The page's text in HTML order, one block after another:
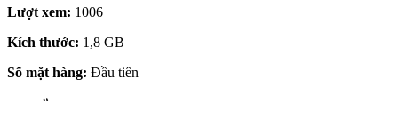
Lượt xem: 1006
Kích thước: 1,8 GB
Số mặt hàng: Đầu tiên
“